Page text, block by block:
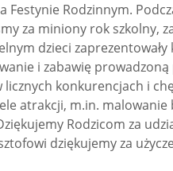
Festynie Rodzinnym.
za miniony rok szkolny,
dzieci
i zabawię
licznych konkurencjach i
atrakcji, m.in.
Rodzicom za
dziękujemy za